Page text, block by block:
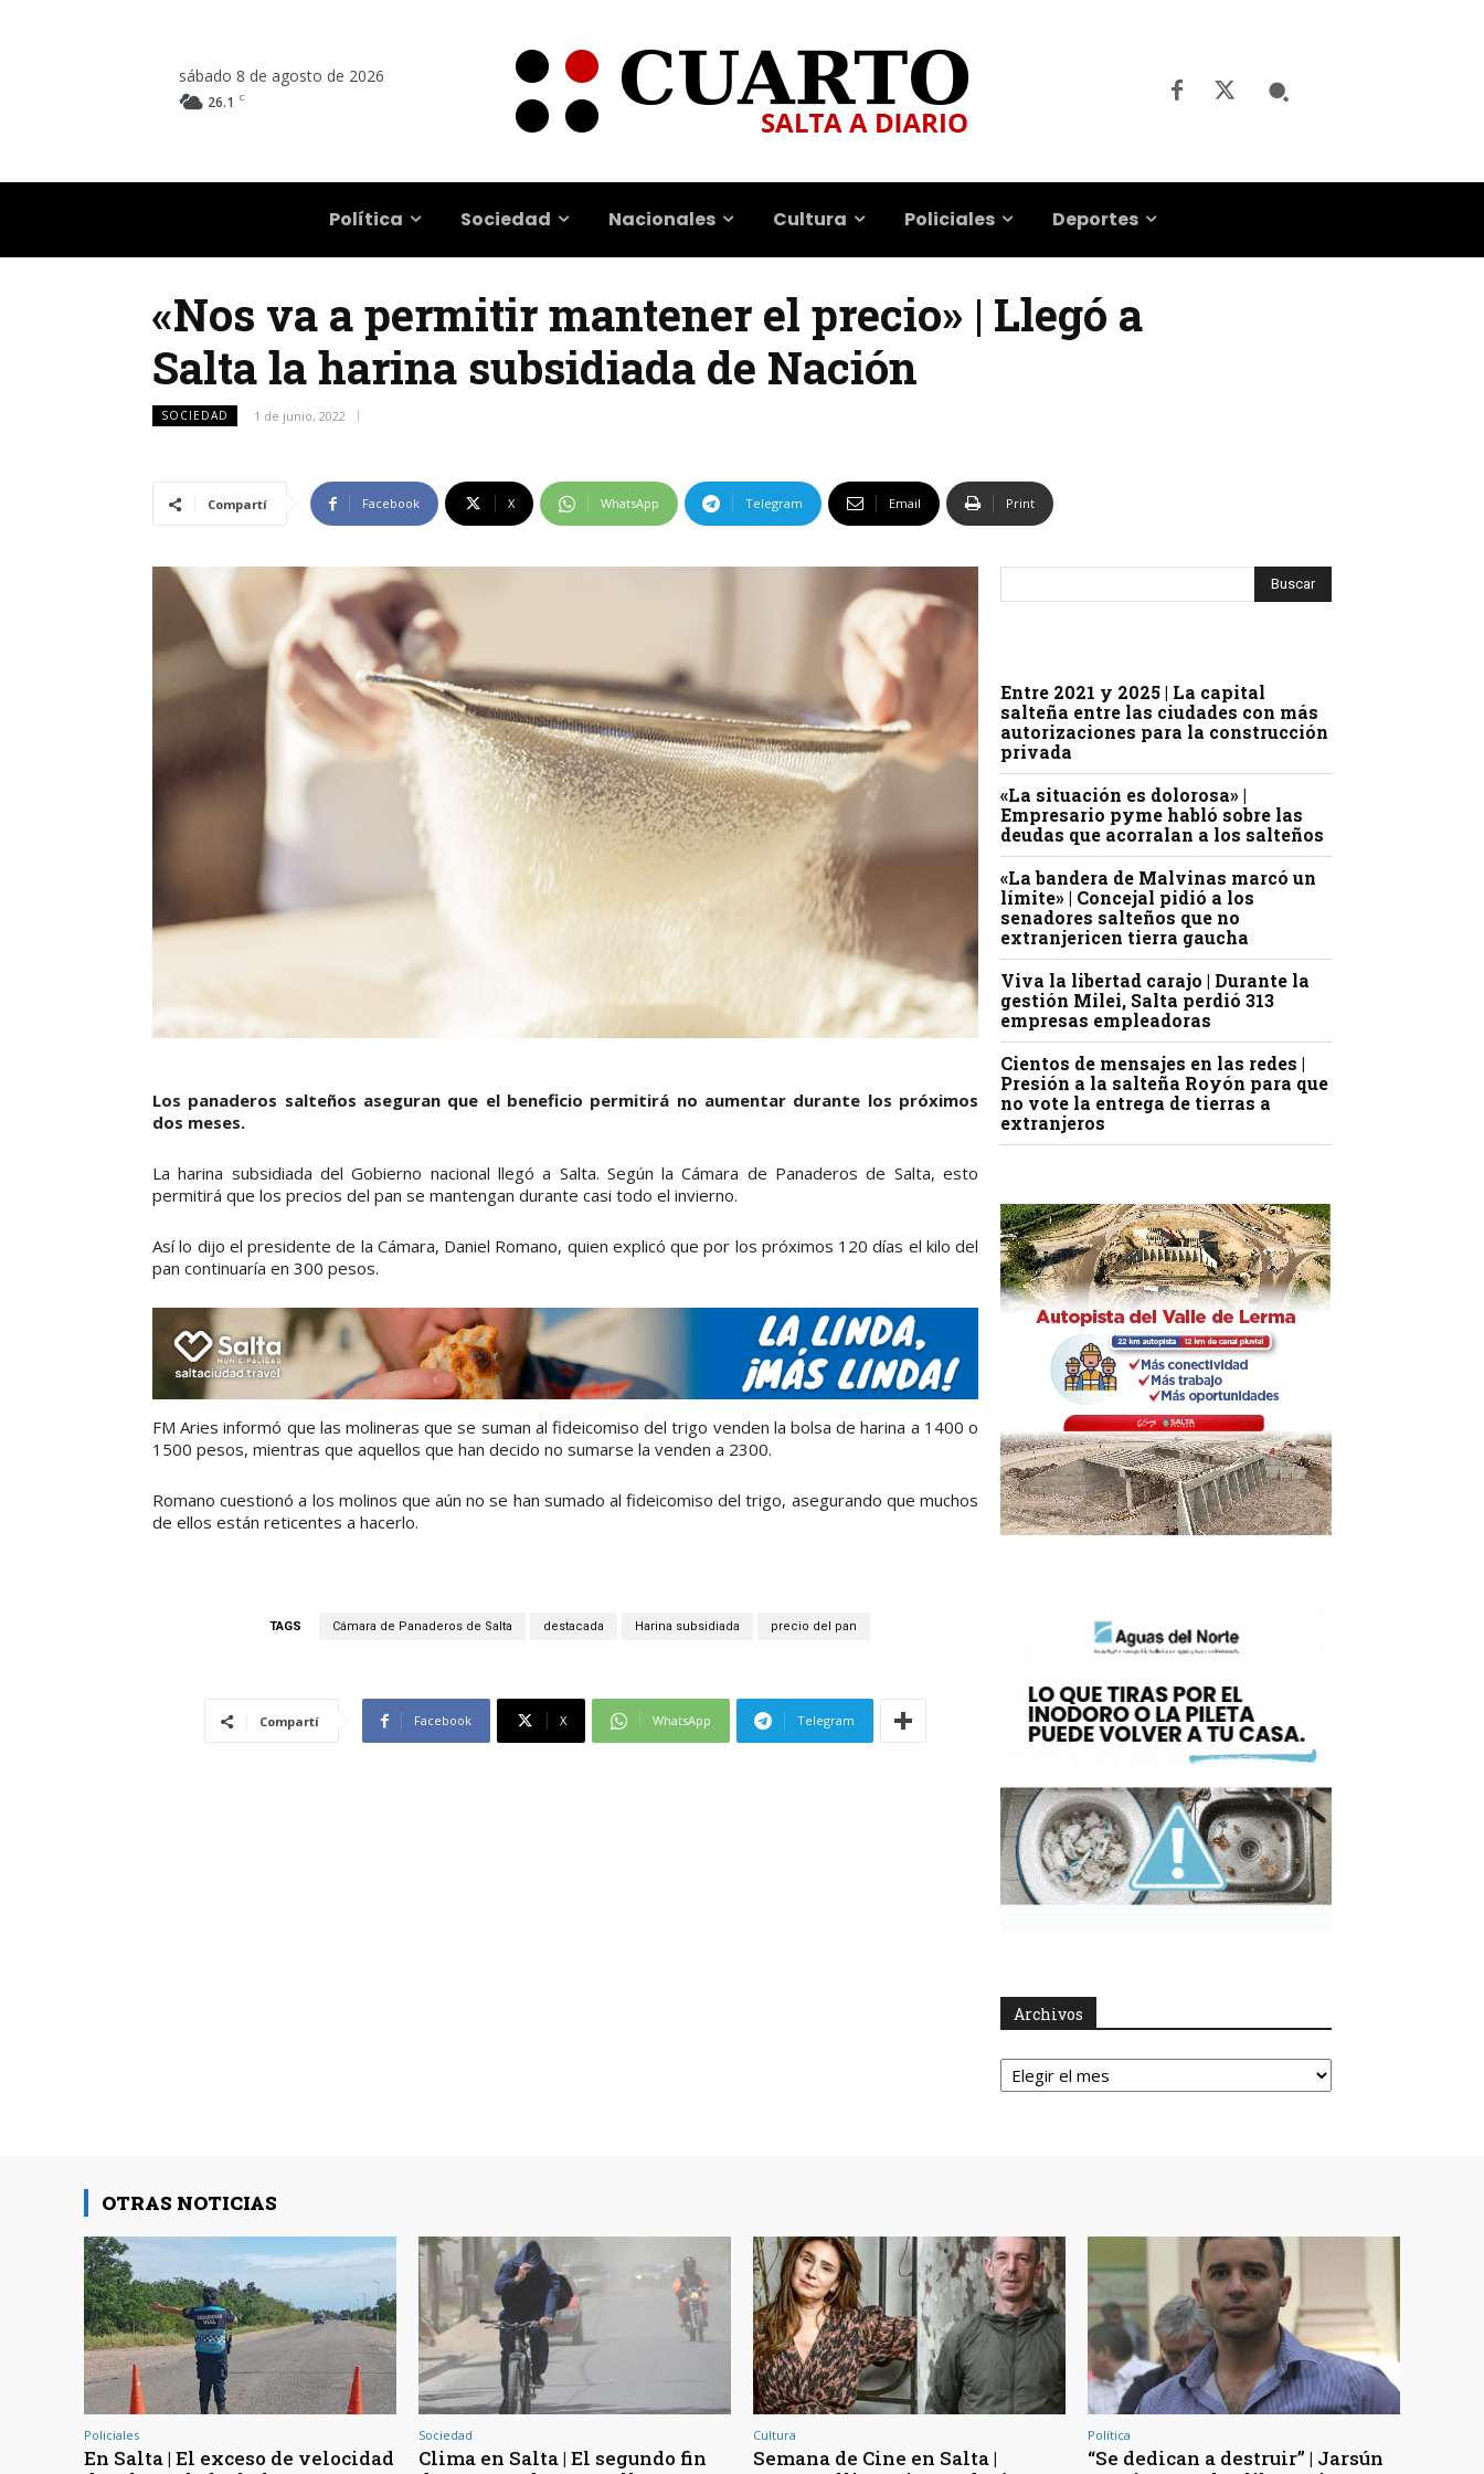
sábado 8 de agosto de 2026
26.1 C
Política Sociedad Nacionales Cultura Policiales Deportes
«Nos va a permitir mantener el precio» | Llegó a
Salta la harina subsidiada de Nación
SOCIEDAD 1 de junio, 2022
Compartí Facebook X WhatsApp Telegram Email Print
Los panaderos salteños aseguran que el beneficio permitirá no aumentar durante los próximos
dos meses.
La harina subsidiada del Gobierno nacional llegó a Salta. Según la Cámara de Panaderos de Salta, esto
permitirá que los precios del pan se mantengan durante casi todo el invierno.
Así lo dijo el presidente de la Cámara, Daniel Romano, quien explicó que por los próximos 120 días el kilo del
pan continuaría en 300 pesos.
FM Aries informó que las molineras que se suman al fideicomiso del trigo venden la bolsa de harina a 1400 o
1500 pesos, mientras que aquellos que han decido no sumarse la venden a 2300.
Romano cuestionó a los molinos que aún no se han sumado al fideicomiso del trigo, asegurando que muchos
de ellos están reticentes a hacerlo.
TAGS Cámara de Panaderos de Salta destacada Harina subsidiada precio del pan
Compartí Facebook X WhatsApp Telegram
Entre 2021 y 2025 | La capital
salteña entre las ciudades con más
autorizaciones para la construcción
privada
«La situación es dolorosa» |
Empresario pyme habló sobre las
deudas que acorralan a los salteños
«La bandera de Malvinas marcó un
límite» | Concejal pidió a los
senadores salteños que no
extranjericen tierra gaucha
Viva la libertad carajo | Durante la
gestión Milei, Salta perdió 313
empresas empleadoras
Cientos de mensajes en las redes |
Presión a la salteña Royón para que
no vote la entrega de tierras a
extranjeros
Archivos
Archivos
OTRAS NOTICIAS
Policiales
En Salta | El exceso de velocidad
Sociedad
Clima en Salta | El segundo fin
Cultura
Semana de Cine en Salta |
Política
“Se dedican a destruir” | Jarsún